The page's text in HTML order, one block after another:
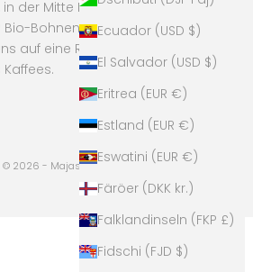
Ecuador (USD $)
El Salvador (USD $)
Eritrea (EUR €)
Estland (EUR €)
Eswatini (EUR €)
Färöer (DKK kr.)
Falklandinseln (FKP £)
Fidschi (FJD $)
der Mitte Deutschlands.
Bio-Bohnen von höchster
auf eine Reise durch die
© 2026 - Majas Coffee Powered by Shopify